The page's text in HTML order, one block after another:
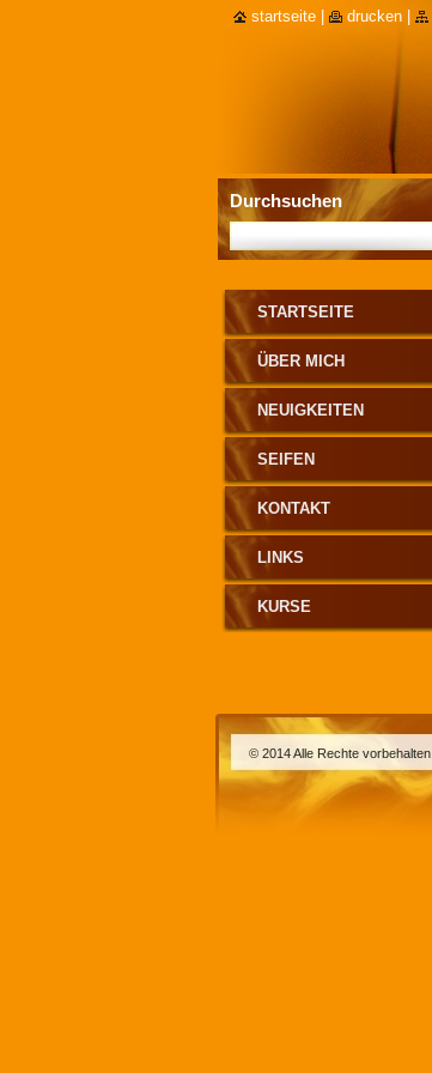
STARTSEITE
ÜBER MICH
NEUIGKEITEN
SEIFEN
KONTAKT
LINKS
KURSE
Durchsuchen
startseite drucken
© 2014 Alle Rechte vorbehalten.